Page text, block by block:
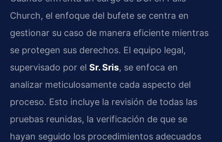
Church, el enfoque del bufete se centra en
gestionar su caso de manera eficiente mientras
se protegen sus derechos. El equipo legal,
supervisado por el Sr. Sris, se enfoca en
analizar meticulosamente cada aspecto del
proceso. Esto incluye la revisión de todas las
pruebas reunidas, la verificación de que se
hayan seguido los procedimientos adecuados